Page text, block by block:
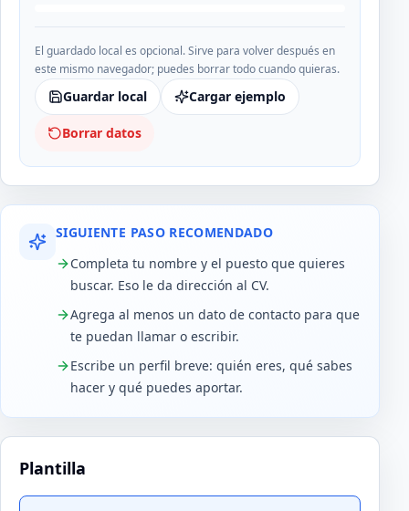
El guardado local es opcional. Sirve para volver después en
este mismo navegador; puedes borrar todo cuando quieras.
Guardar local Cargar ejemplo
Borrar datos
SIGUIENTE PASO RECOMENDADO
Completa tu nombre y el puesto que quieres
buscar. Eso le da dirección al CV.
Agrega al menos un dato de contacto para que
te puedan llamar o escribir.
Escribe un perfil breve: quién eres, qué sabes
hacer y qué puedes aportar.
Plantilla